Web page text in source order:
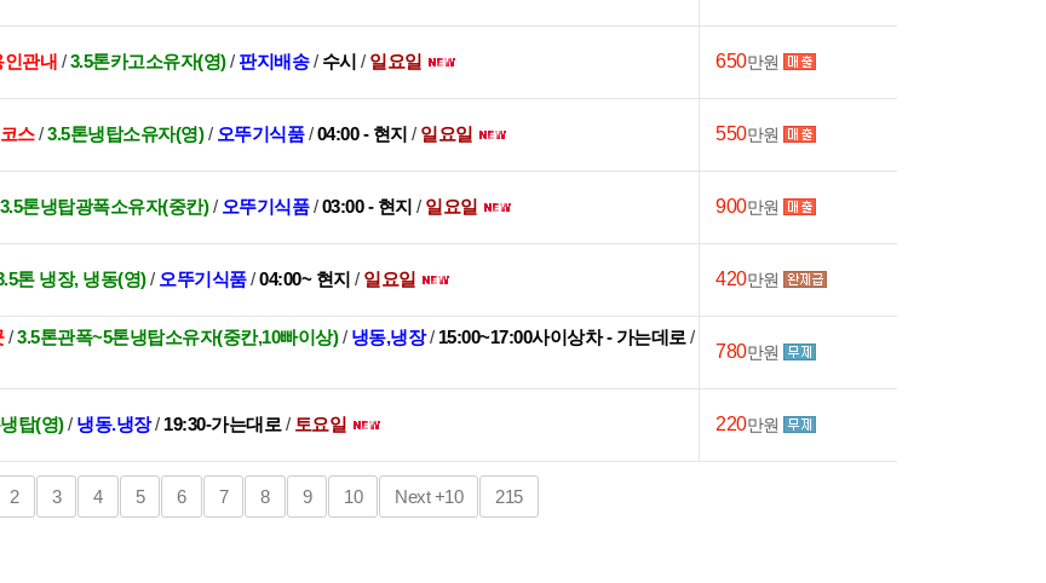
관내 /3.5톤카고소유자(영)/ 판지배송/ 수시 / 일요일 650만원
스/3.5톤냉탑소유자(영)/ 오뚜기식품/04:00 - 현지 / 일요일 550만원
3.5톤냉탑광폭소유자(중칸)/ 오뚜기식품/03:00 - 현지 / 일요일 900만원
톤 냉장, 냉동(영)/ 오뚜기식품/04:00~ 현지 / 일요일 420만원
/3.5톤관폭~5톤냉탑소유자(중칸,10빠이상)/ 냉동,냉장/ 15:00~17:00사이상차 - 가는데로 /
780만원
탑(영)/ 냉동.냉장/ 19:30-가는대로 / 토요일 220만원
2 3 4 5 6 7 8 9 10 Next+10 215